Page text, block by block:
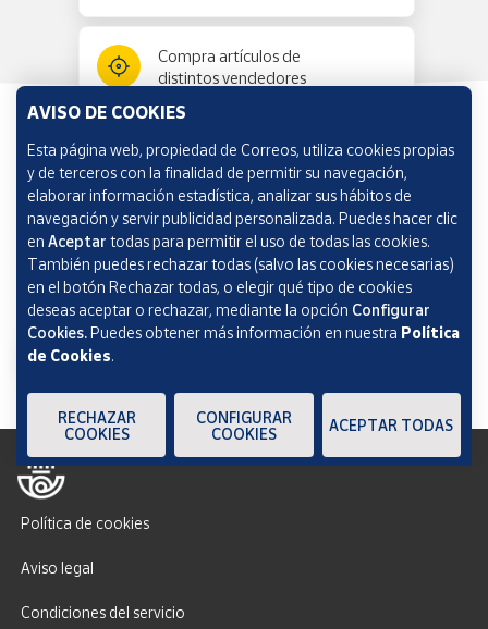
Compra artículos de
distintos vendedores
Información y ayuda
Correos Market
Política de cookies
Aviso legal
Condiciones del servicio
AVISO DE COOKIES
Esta página web, propiedad de Correos, utiliza cookies propias
y de terceros con la finalidad de permitir su navegación,
elaborar información estadística, analizar sus hábitos de
navegación y servir publicidad personalizada. Puedes hacer clic
en Aceptar todas para permitir el uso de todas las cookies.
También puedes rechazar todas (salvo las cookies necesarias)
en el botón Rechazar todas, o elegir qué tipo de cookies
deseas aceptar o rechazar, mediante la opción Configurar
Cookies.Puedes obtener más información en nuestra Política
de Cookies.
RECHAZAR
COOKIES
CONFIGURAR
COOKIES
ACEPTAR TODAS